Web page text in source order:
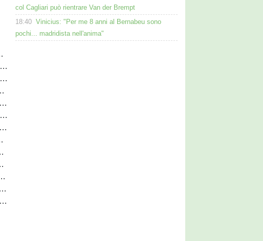
col Cagliari può rientrare Van der Brempt
18:40 Vinicius: "Per me 8 anni al Bernabeu sono
pochi... madridista nell'anima"